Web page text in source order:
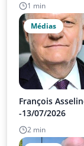
1 min
Médias
François
-13/07/2026
2 min